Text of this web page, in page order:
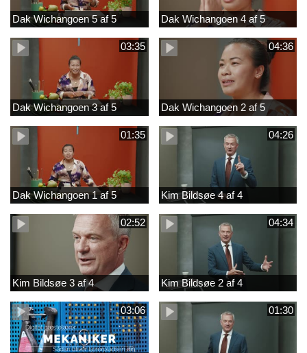
Dak Wichangoen 5 af 5 Dak Wichangoen 4 af 5
03:35
Dak Wichangoen 3 af 5
04:36
Dak Wichangoen 2 af 5
01:35
Dak Wichangoen 1 af 5
04:26
Kim Bildsøe 4 af 4
02:52
Kim Bildsøe 3 af 4
04:34
Kim Bildsøe 2 af 4
03:06 01:30